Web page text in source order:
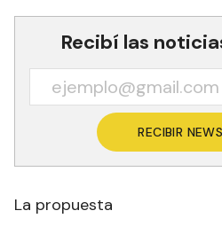
Recibí las
RECIBIR
La propuesta